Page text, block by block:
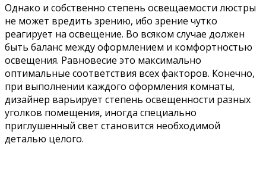
Однако и собственно степень освещаемости люстры
не может вредить зрению, ибо зрение чутко
реагирует на освещение. Во всяком случае должен
быть баланс между оформлением и комфортностью
освещения. Равновесие это максимально
оптимальные соответствия всех факторов. Конечно,
при выполнении каждого оформления комнаты,
дизайнер варьирует степень освещенности разных
уголков помещения, иногда специально
приглушенный свет становится необходимой
деталью целого.